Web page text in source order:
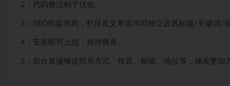
2：代码整洁利于优化。
3：SEO框架布局，栏目及文章页均可独立设置标题/关键词/描
4：安装即可上线，操作简单。
5：后台直接修改联系方式、传真、邮箱、地址等，修改更加